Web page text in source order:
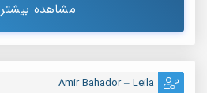
مشاهده بیشتر
Amir Bahador – Leila